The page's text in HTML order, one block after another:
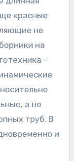
красные
не
на
–
а не
труб. В
и